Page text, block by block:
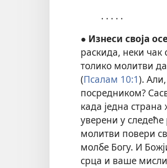
․․․․․
● Изнеси своја
раскида, неки чак
толико молитви да
(Псалам 10:1).
посредником?
када једна
уверени у следеће
молитви повери
молбе Богу. И
срца и ваше мисли